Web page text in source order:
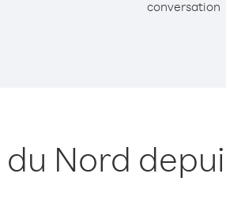
conversation
Nord